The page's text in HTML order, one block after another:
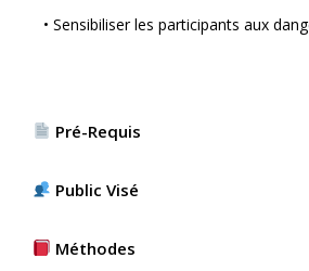
• Sensibiliser les participants aux
Pré-Requis
Public Visé
Méthodes